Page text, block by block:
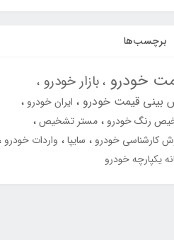
برچسب‌ها
خودرو بازار خودرو
بینی قیمت خودرو ایران خودرو
رنگ خودرو مستر تشخیص
کارشناسی خودرو سایپا واردات خودرو
یکپارچه خودرو